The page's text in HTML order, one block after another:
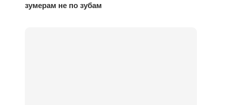
зумерам не по зубам